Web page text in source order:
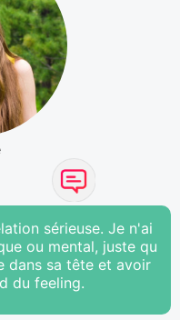
sérieuse. Je n'ai
ou mental, juste qu
dans sa tête et avoir
du feeling.